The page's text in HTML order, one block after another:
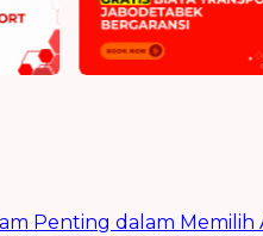
Penting dalam Memilih